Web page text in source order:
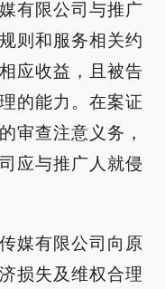
有限公司与推广
则和服务相关约
应收益，且被告
的能力。在案证
审查注意义务，
应与推广人就侵
媒有限公司向原
损失及维权合理